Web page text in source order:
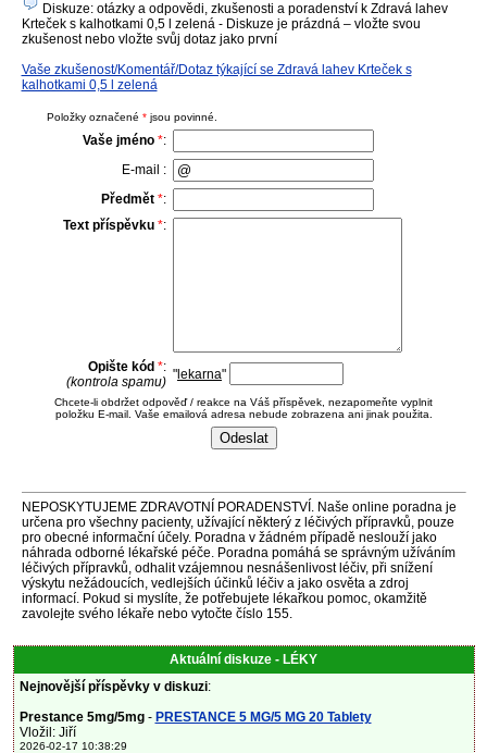
Diskuze: otázky a odpovědi, zkušenosti a poradenství k Zdravá lahev
Krteček s kalhotkami 0,5 l zelená - Diskuze je prázdná – vložte svou
zkušenost nebo vložte svůj dotaz jako první
Vaše zkušenost/Komentář/Dotaz týkající se Zdravá lahev Krteček s
kalhotkami 0,5 l zelená
Položky označené * jsou povinné.
Vaše jméno *:
E-mail :
Předmět *:
Text příspěvku *:
Opište kód *:
(kontrola spamu) " lekarna"
Chcete-li obdržet odpověď / reakce na Váš příspěvek, nezapomeňte vyplnit
položku E-mail. Vaše emailová adresa nebude zobrazena ani jinak použita.
NEPOSKYTUJEME ZDRAVOTNÍ PORADENSTVÍ. Naše online poradna je
určena pro všechny pacienty, užívající některý z léčivých přípravků, pouze
pro obecné informační účely. Poradna v žádném případě neslouží jako
náhrada odborné lékařské péče. Poradna pomáhá se správným užíváním
léčivých přípravků, odhalit vzájemnou nesnášenlivost léčiv, při snížení
výskytu nežádoucích, vedlejších účinků léčiv a jako osvěta a zdroj
informací. Pokud si myslíte, že potřebujete lékařkou pomoc, okamžitě
zavolejte svého lékaře nebo vytočte číslo 155.
Aktuální diskuze - LÉKY
Nejnovější příspěvky v diskuzi:
Prestance 5mg/5mg- PRESTANCE 5 MG/5 MG 20 Tablety
Vložil: Jiří
2026-02-17 10:38:29